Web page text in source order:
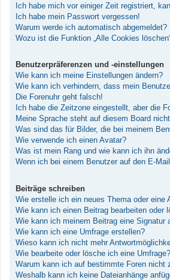
Ich habe mich vor einiger Zeit registriert,
Ich habe mein Passwort vergessen!
Warum werde ich automatisch abgemeldet?
Wozu ist die Funktion „Alle Cookies
Benutzerpräferenzen und -einstellungen
Wie kann ich meine Einstellungen ändern?
Wie kann ich verhindern, dass mein
Die Forenuhr geht falsch!
Ich habe die Zeitzone eingestellt, aber die
Meine Sprache steht auf diesem Board
Was sind das für Bilder, die bei meinem
Wie verwende ich einen Avatar?
Was ist mein Rang und wie kann ich ihn
Wenn ich bei einem Benutzer auf den E-
Beiträge schreiben
Wie erstelle ich ein neues Thema oder eine
Wie kann ich einen Beitrag bearbeiten oder
Wie kann ich meinem Beitrag eine Signatur
Wie kann ich eine Umfrage erstellen?
Wieso kann ich nicht mehr
Wie bearbeite oder lösche ich eine Umfrage?
Warum kann ich auf bestimmte Foren nicht
Weshalb kann ich keine Dateianhänge